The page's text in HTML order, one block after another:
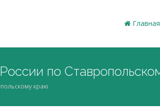
Главная
по
краю